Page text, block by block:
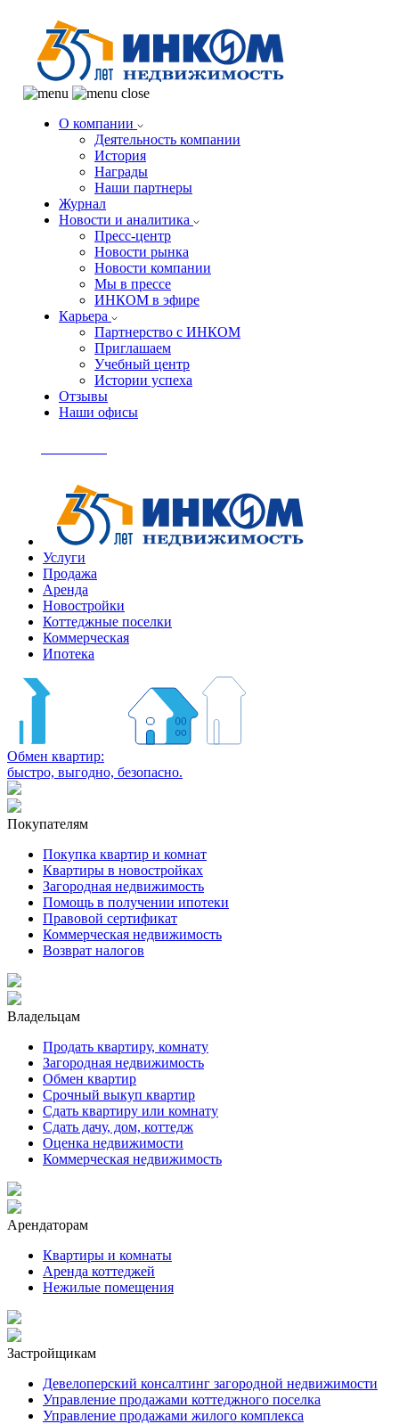
О компании
Деятельность компании
История
Награды
Наши партнеры
Журнал
Новости и аналитика
Пресс-центр
Новости рынка
Новости компании
Мы в прессе
ИНКОМ в эфире
Карьера
Партнерство с ИНКОМ
Приглашаем
Учебный центр
Истории успеха
Отзывы
Наши офисы
Услуги
Продажа
Аренда
Новостройки
Коттеджные поселки
Коммерческая
Ипотека
Обмен квартир:
быстро, выгодно, безопасно.
Покупателям
Покупка квартир и комнат
Квартиры в новостройках
Загородная недвижимость
Помощь в получении ипотеки
Правовой сертификат
Коммерческая недвижимость
Возврат налогов
Владельцам
Продать квартиру, комнату
Загородная недвижимость
Обмен квартир
Срочный выкуп квартир
Сдать квартиру или комнату
Сдать дачу, дом, коттедж
Оценка недвижимости
Коммерческая недвижимость
Арендаторам
Квартиры и комнаты
Аренда коттеджей
Нежилые помещения
Застройщикам
Девелоперский консалтинг загородной недвижимости
Управление продажами коттеджного поселка
Управление продажами жилого комплекса